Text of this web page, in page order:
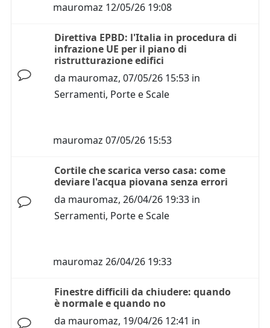
mauromaz 12/05/26 19:08
Direttiva EPBD: l'Italia in procedura di
infrazione UE per il piano di
ristrutturazione edifici
da mauromaz, 07/05/26 15:53 in
Serramenti, Porte e Scale
mauromaz 07/05/26 15:53
Cortile che scarica verso casa: come
deviare l'acqua piovana senza errori
da mauromaz, 26/04/26 19:33 in
Serramenti, Porte e Scale
mauromaz 26/04/26 19:33
Finestre difficili da chiudere: quando
è normale e quando no
da mauromaz, 19/04/26 12:41 in